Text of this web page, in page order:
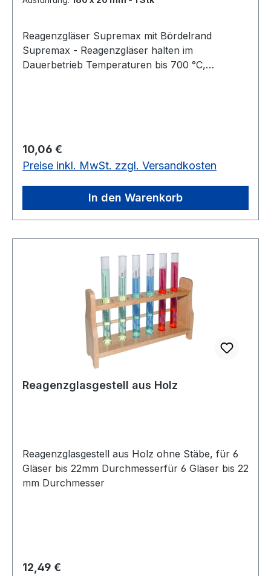
Reagenzgläser Supremax mit Bördelrand
Supremax - Reagenzgläser halten im
Dauerbetrieb Temperaturen bis 700 °C,
Regulärer Preis:
10,06 €
Preise inkl. MwSt. zzgl. Versandkosten
In den Warenkorb
Reagenzglasgestell aus Holz
Reagenzglasgestell aus Holz ohne Stäbe, für 6
Gläser bis 22mm Durchmesserfür 6 Gläser bis 22
mm Durchmesser
Regulärer Preis:
12,49 €